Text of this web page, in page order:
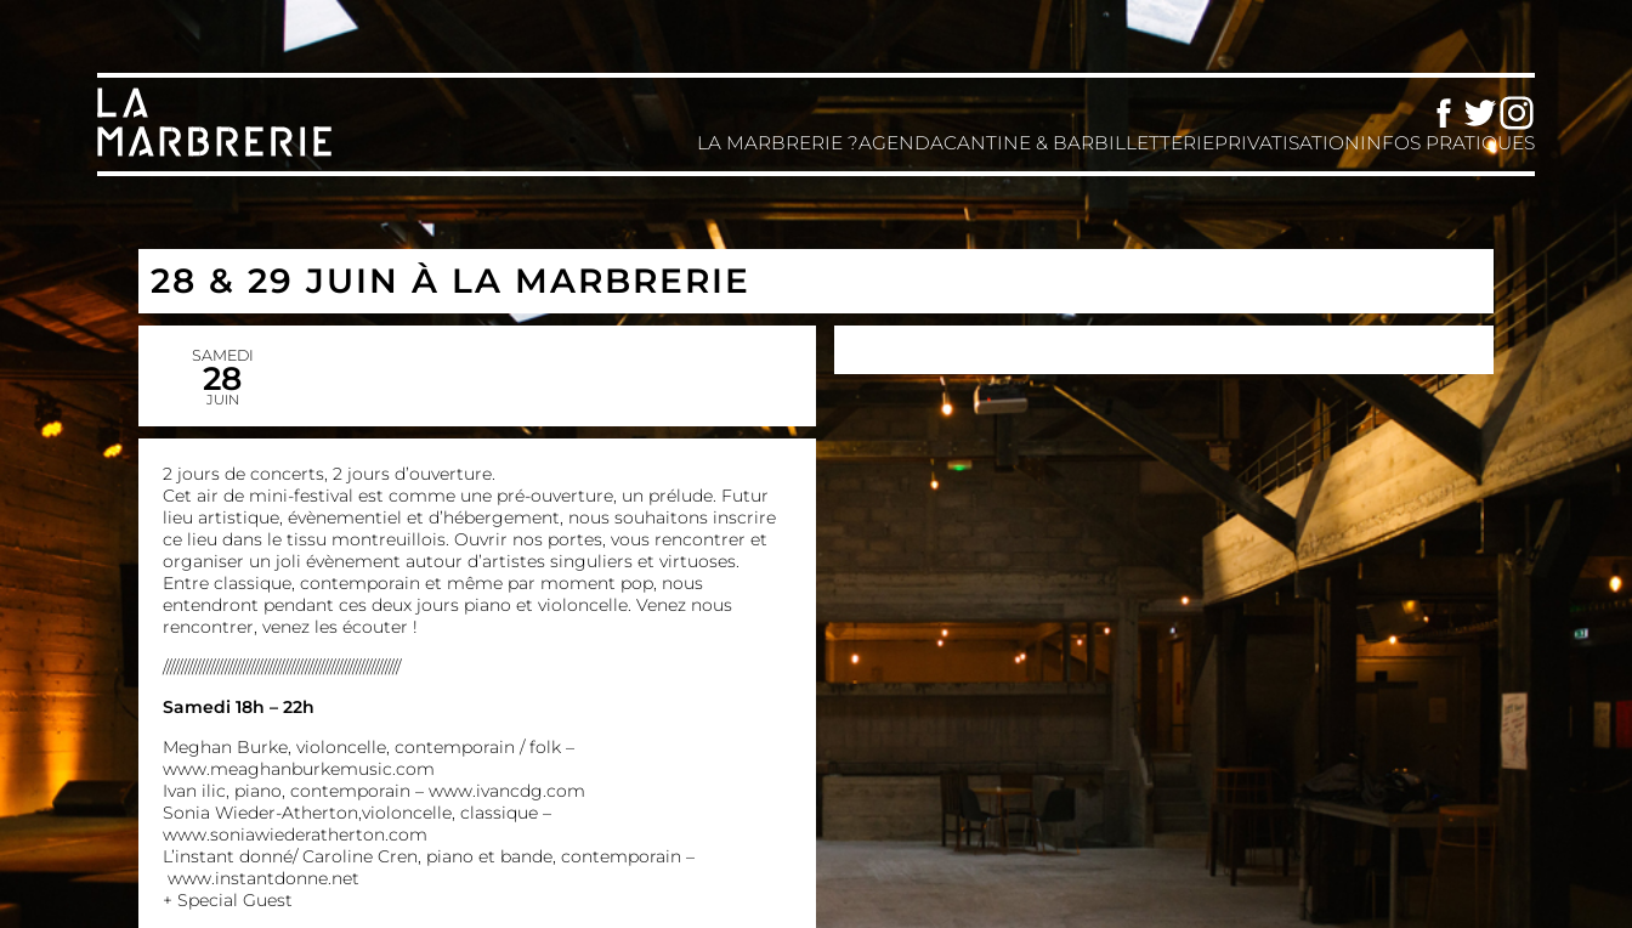
Facebook
TwitterInstagram
LA MARBRERIE ?AGENDACANTINE & BARBILLETTERIEPRIVATISATIONINFOS PRATIQUES
28 & 29 JUIN À LA MARBRERIE
SAMEDI
28
JUIN
2 jours de concerts, 2 jours d’ouverture.
Cet air de mini-festival est comme une pré-ouverture, un prélude. Futur
lieu artistique, évènementiel et d’hébergement, nous souhaitons inscrire
ce lieu dans le tissu montreuillois. Ouvrir nos portes, vous rencontrer et
organiser un joli évènement autour d’artistes singuliers et virtuoses.
Entre classique, contemporain et même par moment pop, nous
entendront pendant ces deux jours piano et violoncelle. Venez nous
rencontrer, venez les écouter !
/////////////////////////////////////////////////////////////////
Samedi 18h – 22h
Meghan Burke, violoncelle, contemporain / folk –
www.meaghanburkemusic.com
Ivan ilic, piano, contemporain – www.ivancdg.com
Sonia Wieder-Atherton,violoncelle, classique –
www.soniawiederatherton.com
L’instant donné/ Caroline Cren, piano et bande, contemporain –
www.instantdonne.net
+ Special Guest